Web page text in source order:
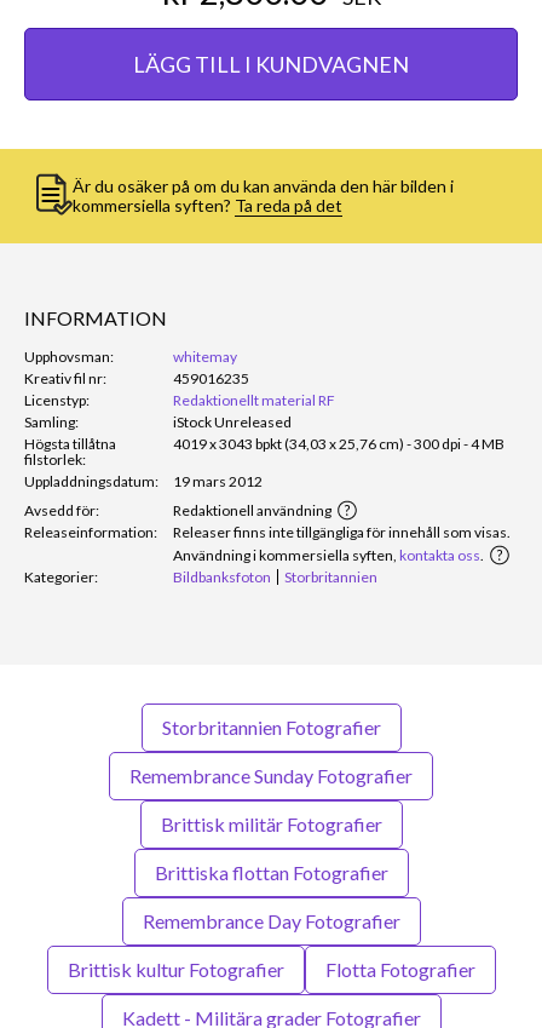
LÄGG TILL I KUNDVAGNEN
Är du osäker på om du kan använda den här bilden i
kommersiella syften? Ta reda på det
INFORMATION
Upphovsman:
whitemay
Kreativ fil nr:
459016235
Licenstyp:
Redaktionellt material RF
Samling:
iStock Unreleased
Högsta tillåtna
filstorlek:
4019 x 3043 bpkt (34,03 x 25,76 cm) - 300 dpi - 4 MB
Uppladdningsdatum:
19 mars 2012
Avsedd för:
Redaktionell användning
Releaseinformation:
Releaser finns inte tillgängliga för innehåll som visas.
Användning i kommersiella syften, kontakta oss.
Kategorier:
Bildbanksfoton Storbritannien
Storbritannien Fotografier
Remembrance Sunday Fotografier
Brittisk militär Fotografier
Brittiska flottan Fotografier
Remembrance Day Fotografier
Brittisk kultur Fotografier Flotta Fotografier
Kadett - Militära grader Fotografier